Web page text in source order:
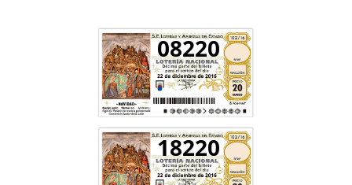
08220
18220